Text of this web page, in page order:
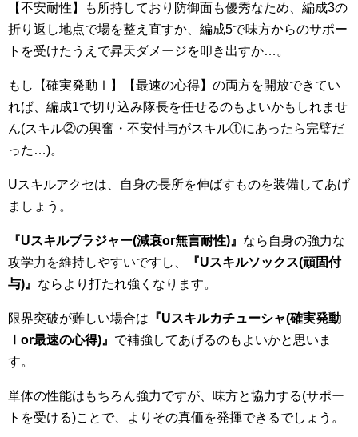
【不安耐性】も所持しており防御面も優秀なため、編成3の
折り返し地点で場を整え直すか、編成5で味方からのサポー
トを受けたうえで昇天ダメージを叩き出すか…。
もし【確実発動Ⅰ】【最速の心得】の両方を開放できてい
れば、編成1で切り込み隊長を任せるのもよいかもしれませ
ん(スキル②の興奮・不安付与がスキル①にあったら完璧だ
った…)。
Uスキルアクセは、自身の長所を伸ばすものを装備してあげ
ましょう。
『Uスキルブラジャー(減衰or無言耐性) 』 なら自身の強力な
攻学力を維持しやすいですし、
『Uスキルソックス(頑固付
与) 』 ならより打たれ強くなります。
限界突破が難しい場合は 『Uスキルカチューシャ(確実発動
Ⅰor最速の心得) 』 で補強してあげるのもよいかと思いま
す。
単体の性能はもちろん強力ですが、味方と協力する(サポー
トを受ける)ことで、よりその真価を発揮できるでしょう。